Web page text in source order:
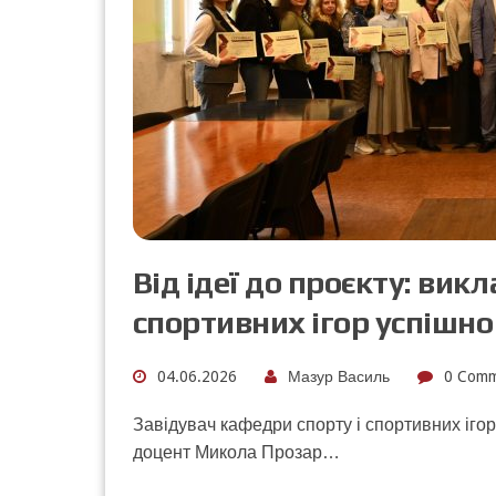
Від ідеї до проєкту:
спортивних ігор
04.06.2026 Мазур Василь 0
Завідувач кафедри спорту і спортивних
доцент Микола Прозар…